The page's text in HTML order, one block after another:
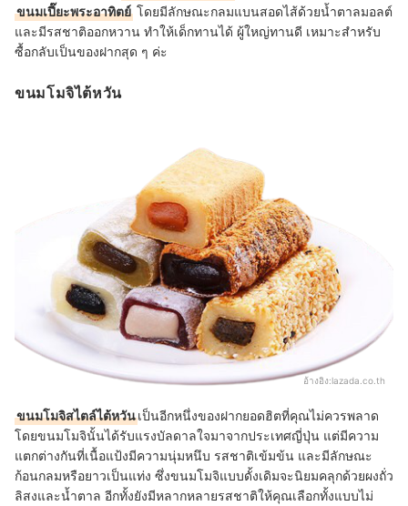
ขนมเปี๊ยะพระอาทิตย์ โดยมีลักษณะกลมแบนสอดไส้ด้วยน้ำตาลมอลต์
และมีรสชาติออกหวาน ทำให้เด็กทานได้ ผู้ใหญ่ทานดี เหมาะสำหรับ
ซื้อกลับเป็นของฝากสุด ๆ ค่ะ
ขนมโมจิไต้หวัน
อ้างอิง:lazada.co.th
ขนมโมจิสไตล์ไต้หวันเป็นอีกหนึ่งของฝากยอดฮิตที่คุณไม่ควรพลาด
โดยขนมโมจินั้นได้รับแรงบัลดาลใจมาจากประเทศญี่ปุ่น แต่มีความ
แตกต่างกันที่เนื้อแป้งมีความนุ่มหนึบ รสชาติเข้มข้น และมีลักษณะ
ก้อนกลมหรือยาวเป็นแท่ง ซึ่งขนมโมจิแบบดั้งเดิมจะนิยมคลุกด้วยผงถั่ว
ลิสงและน้ำตาล อีกทั้งยังมีหลากหลายรสชาติให้คุณเลือกทั้งแบบไม่